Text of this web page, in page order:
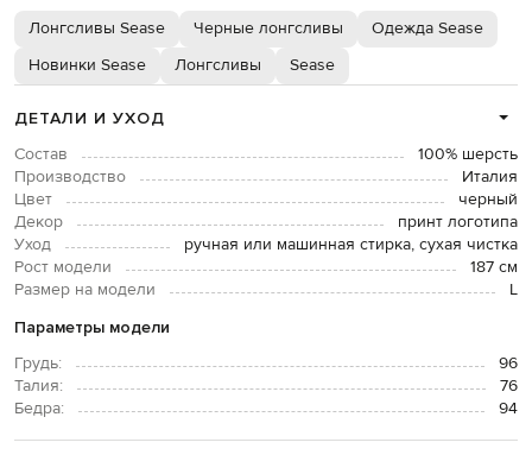
Лонгсливы Sease Черные лонгсливы
Одежда Sease
Новинки Sease
Лонгсливы Sease
ДЕТАЛИ И УХОД
Состав
100% шерсть
Производство
Италия
Цвет
черный
Декор
принт логотипа
Уход
ручная или машинная стирка, сухая чистка
Рост модели
187 см
Размер на модели
L
Параметры модели
Грудь:
96
Талия:
76
Бедра:
94